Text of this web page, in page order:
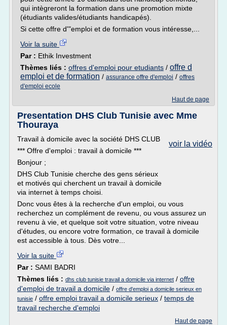
qui intègreront la formation dans une promotion mixte
(étudiants valides/étudiants handicapés).
Si cette offre d'"emploi et de formation vous intéresse,...
Voir la suite
Par : Ethik Investment
Thèmes liés : offres d'emploi pour etudiants / offre d
emploi et de formation / assurance offre d'emploi / offres
d'emploi ecole
Haut de page
Presentation DHS Club Tunisie avec Mme
Thouraya
voir la vidéo
Travail à domicile avec la société DHS CLUB
*** Offre d'emploi : travail à domicile ***
Bonjour ;
DHS Club Tunisie cherche des gens sérieux
et motivés qui cherchent un travail à domicile
via internet à temps choisi.
Donc vous êtes à la recherche d'un emploi, ou vous
recherchez un complément de revenu, ou vous assurez un
revenu à vie, et quelque soit votre situation, votre niveau
d'études, ou encore votre formation, ce travail à domicile
est accessible à tous. Dès votre...
Voir la suite
Par : SAMI BADRI
Thèmes liés : dhs club tunisie travail a domicile via internet / offre
d'emploi de travail a domicile / offre d'emploi a domicile serieux en
tunisie / offre emploi travail a domicile serieux / temps de
travail recherche d'emploi
Haut de page